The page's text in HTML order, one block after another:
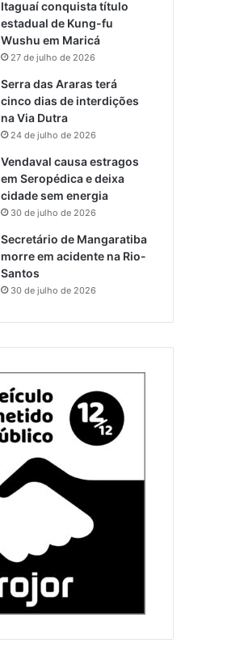
Itaguaí conquista título
estadual de Kung-fu
Wushu em Maricá
27 de julho de 2026
Serra das Araras terá
cinco dias de interdições
na Via Dutra
24 de julho de 2026
Vendaval causa estragos
em Seropédica e deixa
cidade sem energia
30 de julho de 2026
Secretário de Mangaratiba
morre em acidente na Rio-
Santos
30 de julho de 2026